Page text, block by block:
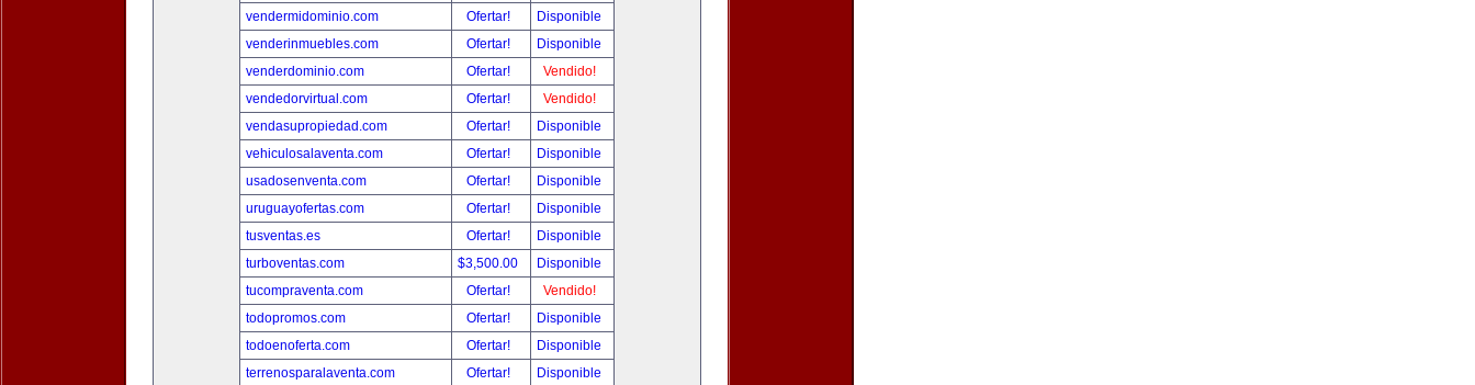
vendermidominio.com
Ofertar!
Disponible
venderinmuebles.com
Ofertar!
Disponible
venderdominio.com
Ofertar!
Vendido!
vendedorvirtual.com
Ofertar!
Vendido!
vendasupropiedad.com
Ofertar!
Disponible
vehiculosalaventa.com
Ofertar!
Disponible
usadosenventa.com
Ofertar!
Disponible
uruguayofertas.com
Ofertar!
Disponible
tusventas.es
Ofertar!
Disponible
turboventas.com
$3,500.00
Disponible
tucompraventa.com
Ofertar!
Vendido!
todopromos.com
Ofertar!
Disponible
todoenoferta.com
Ofertar!
Disponible
terrenosparalaventa.com
Ofertar!
Disponible